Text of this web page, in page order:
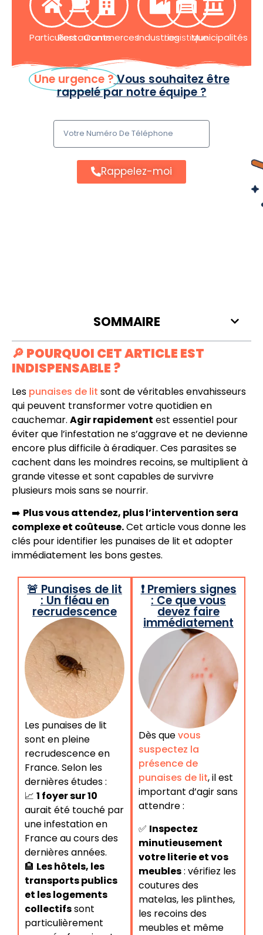
ParticuliersRestaurantsCommercesIndustriesLogistiqueMunicipalités
Une urgence ?Vous souhaitez être
rappelé par notre équipe ?
Rappelez-moi
SOMMAIRE
🔎 POURQUOI CET ARTICLE EST
INDISPENSABLE ?
Les punaises de lit sont de véritables envahisseurs
qui peuvent transformer votre quotidien en
cauchemar. Agir rapidement est essentiel pour
éviter que l’infestation ne s’aggrave et ne devienne
encore plus difficile à éradiquer. Ces parasites se
cachent dans les moindres recoins, se multiplient à
grande vitesse et sont capables de survivre
plusieurs mois sans se nourrir.
➡️ Plus vous attendez, plus l’intervention sera
complexe et coûteuse.Cet article vous donne les
clés pour identifier les punaises de lit et adopter
immédiatement les bons gestes.
🚨 Punaises de lit
: Un fléau en
recrudescence
Les punaises de lit
sont en pleine
recrudescence en
France. Selon les
dernières études :
📈 1 foyer sur 10
aurait été touché par
une infestation en
France au cours des
dernières années.
🏨 Les hôtels, les
transports publics
et les logements
collectifssont
particulièrement
❗ Premiers signes
: Ce que vous
devez faire
immédiatement
Dès quevous
suspectez la
présence de
punaises de lit, il est
important d’agir sans
attendre :
✅ Inspectez
minutieusement
votre literie et vos
meubles: vérifiez les
coutures des
matelas, les plinthes,
les recoins des
meubles et même